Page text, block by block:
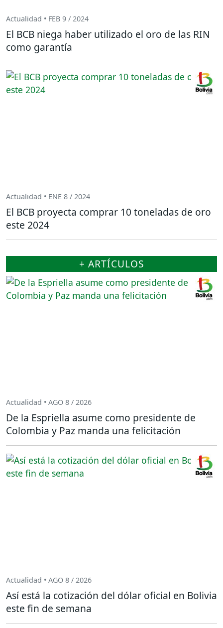
Actualidad • FEB 9 / 2024
El BCB niega haber utilizado el oro de las RIN
como garantía
Actualidad • ENE 8 / 2024
El BCB proyecta comprar 10 toneladas de oro
este 2024
+ ARTÍCULOS
Actualidad • AGO 8 / 2026
De la Espriella asume como presidente de
Colombia y Paz manda una felicitación
Actualidad • AGO 8 / 2026
Así está la cotización del dólar oficial en Bolivia
este fin de semana